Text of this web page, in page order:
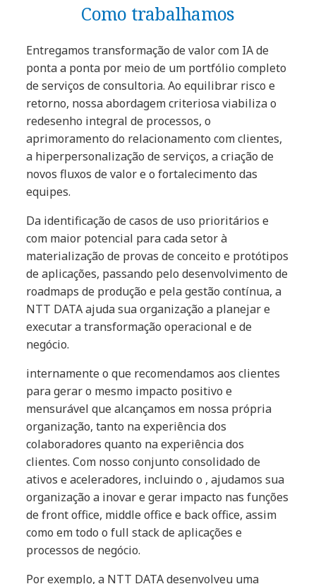
Como trabalhamos
Entregamos transformação de valor com IA de
ponta a ponta por meio de um portfólio completo
de serviços de consultoria. Ao equilibrar risco e
retorno, nossa abordagem criteriosa viabiliza o
redesenho integral de processos, o
aprimoramento do relacionamento com clientes,
a hiperpersonalização de serviços, a criação de
novos fluxos de valor e o fortalecimento das
equipes.
Da identificação de casos de uso prioritários e
com maior potencial para cada setor à
materialização de provas de conceito e protótipos
de aplicações, passando pelo desenvolvimento de
roadmaps de produção e pela gestão contínua, a
NTT DATA ajuda sua organização a planejar e
executar a transformação operacional e de
negócio.
internamente o que recomendamos aos clientes
para gerar o mesmo impacto positivo e
mensurável que alcançamos em nossa própria
organização, tanto na experiência dos
colaboradores quanto na experiência dos
clientes. Com nosso conjunto consolidado de
ativos e aceleradores, incluindo o , ajudamos sua
organização a inovar e gerar impacto nas funções
de front office, middle office e back office, assim
como em todo o full stack de aplicações e
processos de negócio.
Por exemplo, a NTT DATA desenvolveu uma